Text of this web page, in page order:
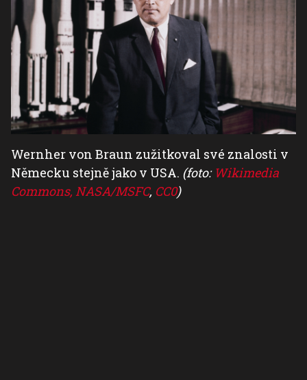
Wernher von Braun zužitkoval své znalosti v
Německu stejně jako v USA. (foto: Wikimedia
Commons, NASA/MSFC, CC0)